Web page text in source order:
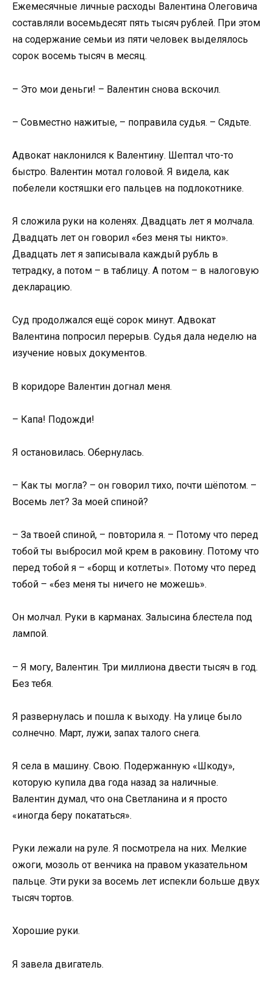
Ежемесячные личные расходы Валентина Олеговича
составляли восемьдесят пять тысяч рублей. При этом
на содержание семьи из пяти человек выделялось
сорок восемь тысяч в месяц.
– Это мои деньги! – Валентин снова вскочил.
– Совместно нажитые, – поправила судья. – Сядьте.
Адвокат наклонился к Валентину. Шептал что-то
быстро. Валентин мотал головой. Я видела, как
побелели костяшки его пальцев на подлокотнике.
Я сложила руки на коленях. Двадцать лет я молчала.
Двадцать лет он говорил «без меня ты никто».
Двадцать лет я записывала каждый рубль в
тетрадку, а потом – в таблицу. А потом – в налоговую
декларацию.
Суд продолжался ещё сорок минут. Адвокат
Валентина попросил перерыв. Судья дала неделю на
изучение новых документов.
В коридоре Валентин догнал меня.
– Капа! Подожди!
Я остановилась. Обернулась.
– Как ты могла? – он говорил тихо, почти шёпотом. –
Восемь лет? За моей спиной?
– За твоей спиной, – повторила я. – Потому что перед
тобой ты выбросил мой крем в раковину. Потому что
перед тобой я – «борщ и котлеты». Потому что перед
тобой – «без меня ты ничего не можешь».
Он молчал. Руки в карманах. Залысина блестела под
лампой.
– Я могу, Валентин. Три миллиона двести тысяч в год.
Без тебя.
Я развернулась и пошла к выходу. На улице было
солнечно. Март, лужи, запах талого снега.
Я села в машину. Свою. Подержанную «Шкоду»,
которую купила два года назад за наличные.
Валентин думал, что она Светланина и я просто
«иногда беру покататься».
Руки лежали на руле. Я посмотрела на них. Мелкие
ожоги, мозоль от венчика на правом указательном
пальце. Эти руки за восемь лет испекли больше двух
тысяч тортов.
Хорошие руки.
Я завела двигатель.